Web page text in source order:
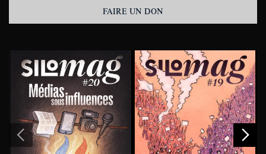
FAIRE UN DON